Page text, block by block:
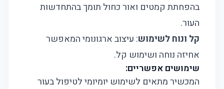
בהפחתת קמטים ואור כחול תומך בהתחדשות
העור.
קל ונוח לשימוש: עיצוב ארגונומי המאפשר
אחיזה נוחה ושימוש קל.
שימושים אפשריים:
המכשיר מתאים לשימוש יומיומי לטיפול בעור